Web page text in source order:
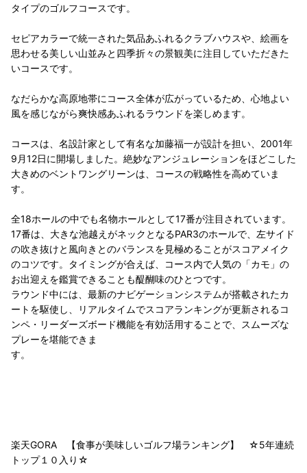
タイプのゴルフコースです。
セピアカラーで統一された気品あふれるクラブハウスや、絵画を
思わせる美しい山並みと四季折々の景観美に注目していただきた
いコースです。
なだらかな高原地帯にコース全体が広がっているため、心地よい
風を感じながら爽快感あふれるラウンドを楽しめます。
コースは、名設計家として有名な加藤福一が設計を担い、2001年
9月12日に開場しました。絶妙なアンジュレーションをほどこした
大きめのベントワングリーンは、コースの戦略性を高めていま
す。
全18ホールの中でも名物ホールとして17番が注目されています。
17番は、大きな池越えがネックとなるPAR3のホールで、左サイド
の吹き抜けと風向きとのバランスを見極めることがスコアメイク
のコツです。タイミングが合えば、コース内で人気の「カモ」の
お出迎えを鑑賞できることも醍醐味のひとつです。
ラウンド中には、最新のナビゲーションシステムが搭載されたカ
ートを駆使し、リアルタイムでスコアランキングが更新されるコ
ンペ・リーダーズボード機能を有効活用することで、スムーズな
プレーを堪能できま
す。
楽天GORA 【食事が美味しいゴルフ場ランキング】 ☆5年連続
トップ１０入り☆